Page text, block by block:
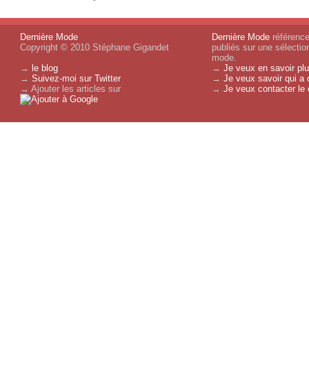
Dernière Mode
Copyright © 2010 Stéphane Gigandet
→ le blog
→Suivez-moi sur Twitter
→ Ajouter les articles sur
Dernière Mode
publiés sur une
mode.
→Je veux en savoir
→Je veux savoir qui a
→Je veux contacter le